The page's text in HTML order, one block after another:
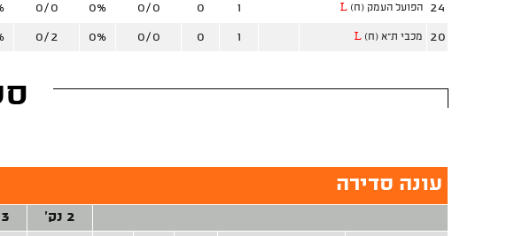
24 הפועל העמק (ח) L
1
0
0/0
0%
0/0
20 מכבי ת"א (ח) L
1
0
0/0
0%
0/2
עונה סדירה
2 נק' 3 נק'